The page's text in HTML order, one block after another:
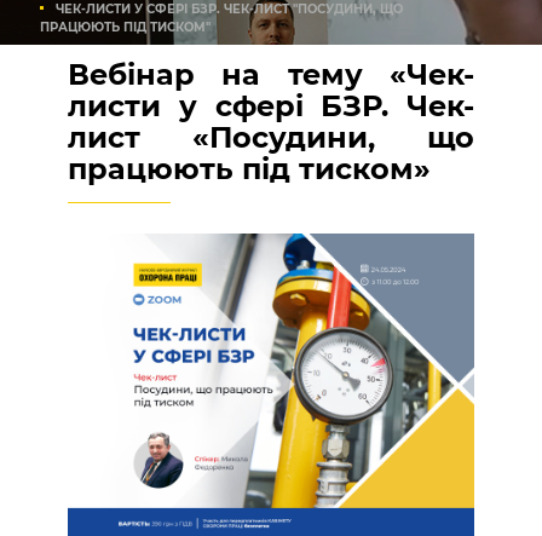
ЧЕК-ЛИСТИ У СФЕРІ БЗР. ЧЕК-ЛИСТ "ПОСУДИНИ, ЩО
ПРАЦЮЮТЬ ПІД ТИСКОМ"
Вебінар на тему «Чек-
листи у сфері БЗР. Чек-
лист «Посудини, що
працюють під тиском»